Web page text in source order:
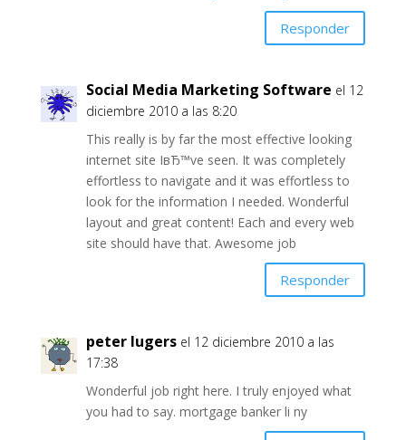
Responder
Social Media Marketing Software el 12
diciembre 2010 a las 8:20
This really is by far the most effective looking
internet site IвЂ™ve seen. It was completely
effortless to navigate and it was effortless to
look for the information I needed. Wonderful
layout and great content! Each and every web
site should have that. Awesome job
Responder
peter lugers el 12 diciembre 2010 a las
17:38
Wonderful job right here. I truly enjoyed what
you had to say. mortgage banker li ny